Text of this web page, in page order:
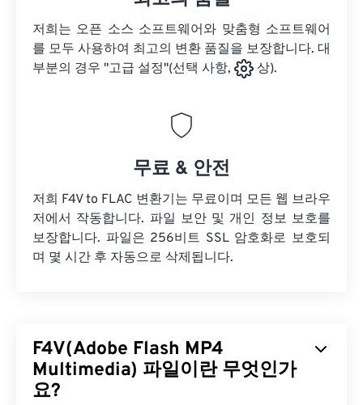
저희는 오픈 소스 소프트웨어와 맞춤형 소프트웨어
를 모두 사용하여 최고의 변환 품질을 보장합니다. 대
부분의 경우 "고급 설정"(선택 사항,
상).
무료 & 안전
저희 F4V to FLAC 변환기는 무료이며 모든 웹 브라우
저에서 작동합니다. 파일 보안 및 개인 정보 보호를
보장합니다. 파일은 256비트 SSL 암호화로 보호되
며 몇 시간 후 자동으로 삭제됩니다.
F4V(Adobe Flash MP4
Multimedia) 파일이란 무엇인가
요?